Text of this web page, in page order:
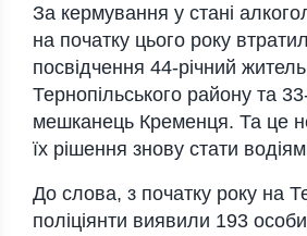
За кермування у стані
на початку цього року
посвідчення 44-річний житель
Тернопільського району та
мешканець Кременця. Та це
їх рішення знову стати
До слова, з початку року на
поліціянти виявили 193